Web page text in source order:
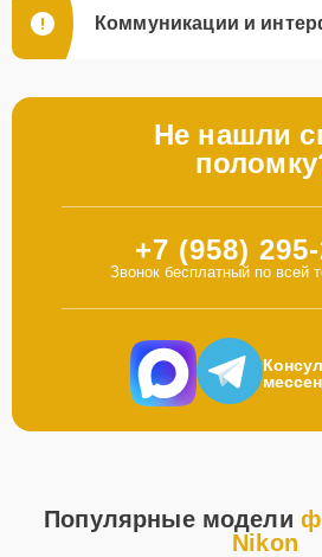
Коммуникации и
Не нашли
+7 (958)
Звонок бесплатный по всей
Популярные модели
Nikon